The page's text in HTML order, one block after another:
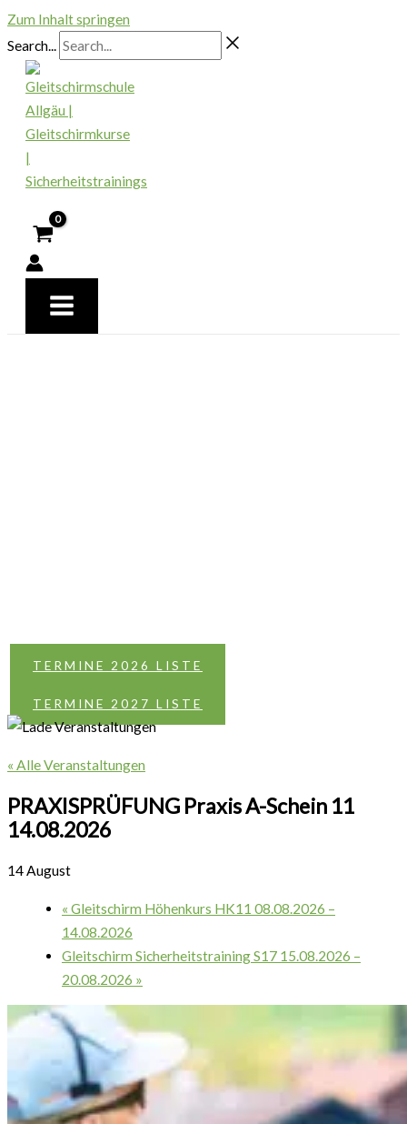
Zum Inhalt springen
Search...
TERMINE 2026 LISTE
TERMINE 2027 LISTE
« Alle Veranstaltungen
PRAXISPRÜFUNG Praxis A-Schein 11
14.08.2026
14 August
« Gleitschirm Höhenkurs HK11 08.08.2026 –
14.08.2026
Gleitschirm Sicherheitstraining S17 15.08.2026 –
20.08.2026 »